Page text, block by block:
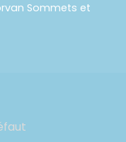
Sommets et